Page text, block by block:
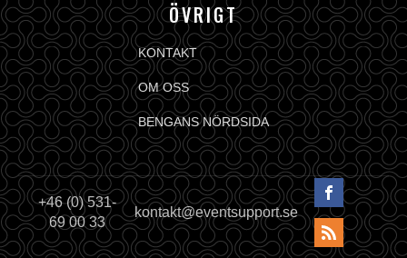
ÖVRIGT
KONTAKT
OM OSS
BENGANS NÖRDSIDA
+46 (0) 531-
69 00 33
kontakt@eventsupport.se